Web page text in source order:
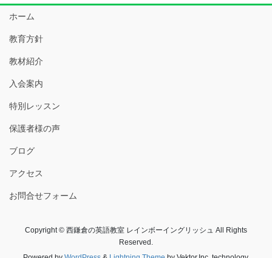
ホーム
教育方針
教材紹介
入会案内
特別レッスン
保護者様の声
ブログ
アクセス
お問合せフォーム
Copyright © 西鎌倉の英語教室 レインボーイングリッシュ All Rights
Reserved.